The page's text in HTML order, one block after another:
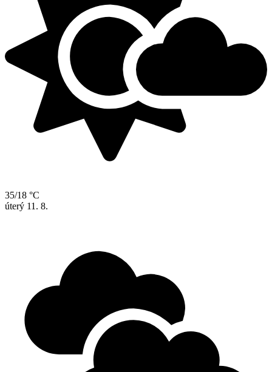
35/18 °C
úterý 11. 8.